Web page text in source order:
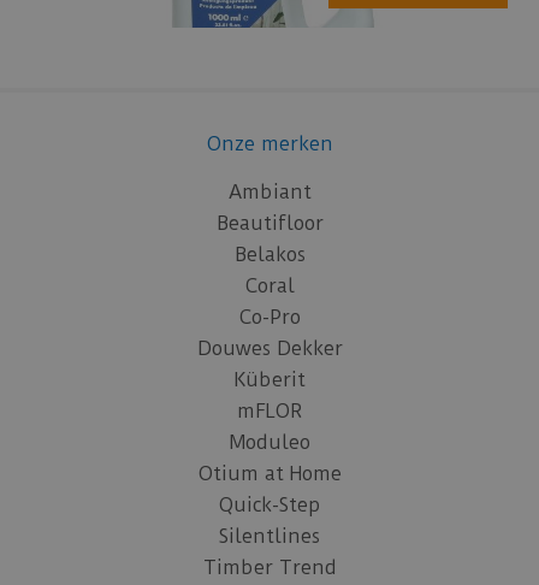
Onze merken
Ambiant
Beautifloor
Belakos
Coral
Co-Pro
Douwes Dekker
Küberit
mFLOR
Moduleo
Otium at Home
Quick-Step
Silentlines
Timber Trend